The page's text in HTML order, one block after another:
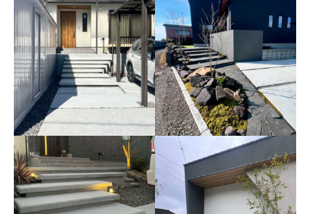
高低差のある宅地の外構